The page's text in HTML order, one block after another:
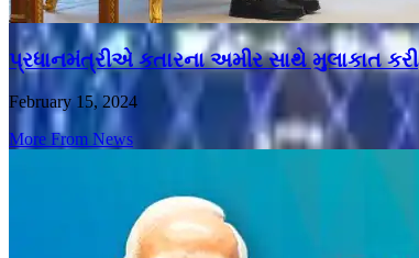
પ્રધાનમંત્રીએ કતારના અમીર સાથે મુલાકાત કરી
February 15, 2024
More From News